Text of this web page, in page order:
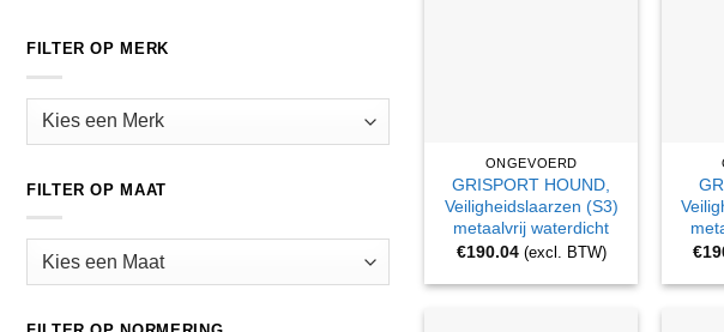
FILTER OP MERK
FILTER OP MAAT
ONGEVOERD
GRISPORT HOUND,
Veiligheidslaarzen (S3)
metaalvrij waterdicht
€190.04 (excl. BTW)
€